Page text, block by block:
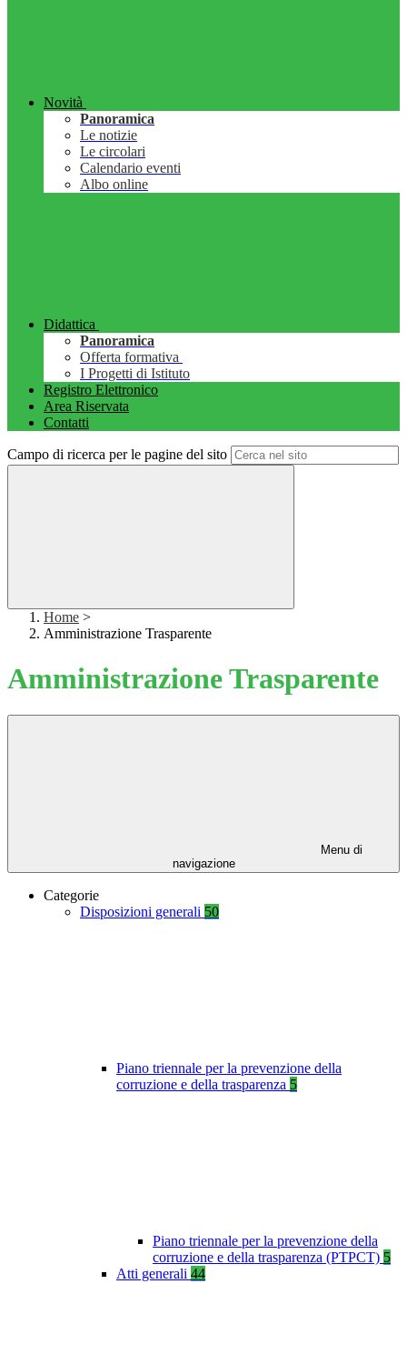
Novità
Panoramica
Le notizie
Le circolari
Calendario eventi
Albo online
Didattica
Panoramica
Offerta formativa
I Progetti di Istituto
Registro Elettronico
Area Riservata
Contatti
Campo di ricerca per le pagine del sito
Home >
Amministrazione Trasparente
Amministrazione Trasparente
Menu di
navigazione
Categorie
Disposizioni generali 50
Piano triennale per la prevenzione della
corruzione e della trasparenza 5
Piano triennale per la prevenzione della
corruzione e della trasparenza (PTPCT) 5
Atti generali 44